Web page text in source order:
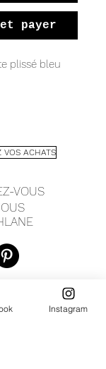
et payer
plissé bleu
de
pleines de
de la
sur notre
pièce est
et
VOS ACHATS
VOUS
Instagram